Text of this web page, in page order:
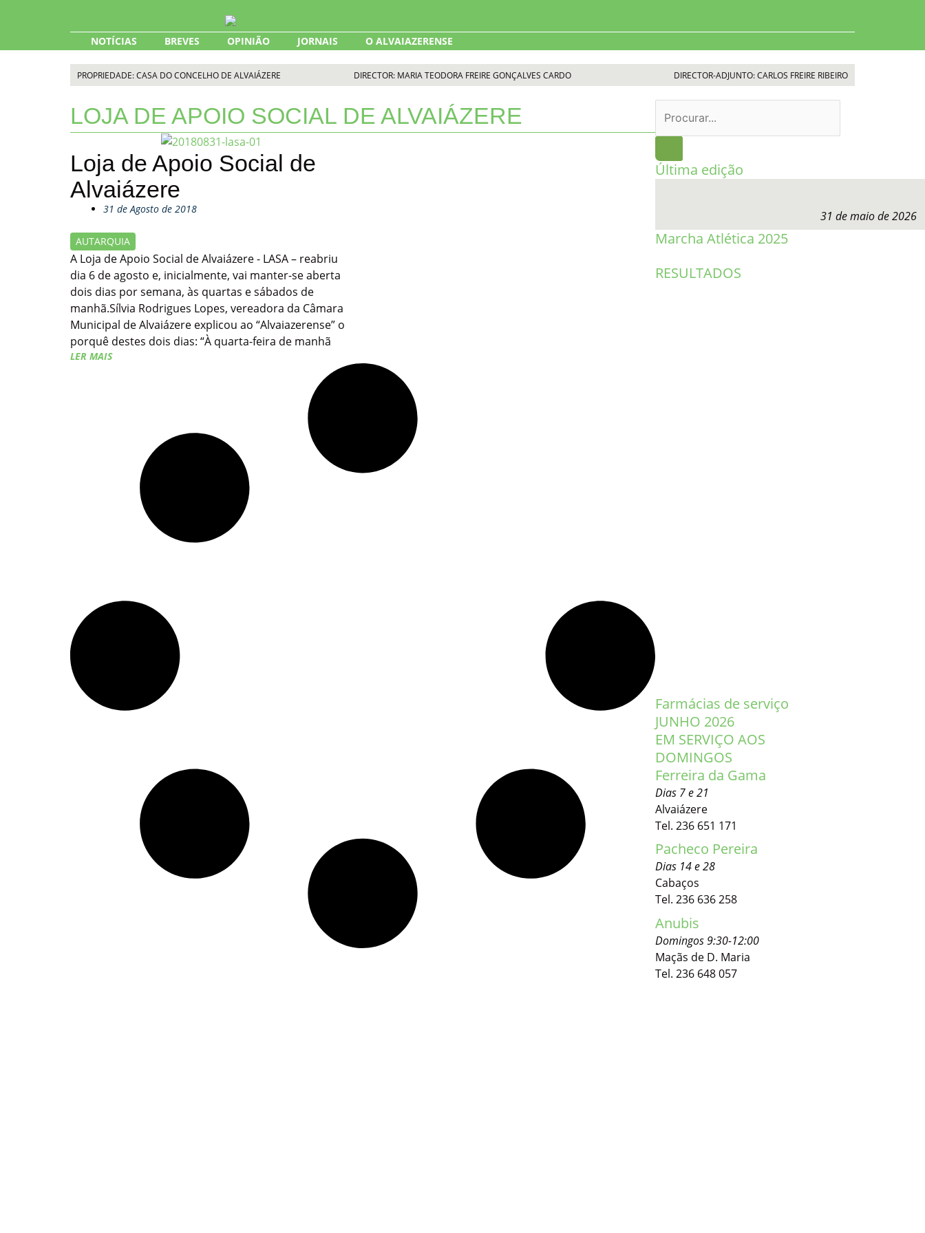
NOTÍCIAS BREVES OPINIÃO JORNAIS O ALVAIAZERENSE
PROPRIEDADE: CASA DO CONCELHO DE ALVAIÁZERE DIRECTOR: MARIA TEODORA FREIRE GONÇALVES CARDO DIRECTOR-ADJUNTO: CARLOS FREIRE RIBEIRO
LOJA DE APOIO SOCIAL DE ALVAIÁZERE
Loja de Apoio Social de
Alvaiázere
31 de Agosto de 2018
AUTARQUIA
A Loja de Apoio Social de Alvaiázere - LASA – reabriu
dia 6 de agosto e, inicialmente, vai manter-se aberta
dois dias por semana, às quartas e sábados de
manhã.Sílvia Rodrigues Lopes, vereadora da Câmara
Municipal de Alvaiázere explicou ao “Alvaiazerense” o
porquê destes dois dias: “À quarta-feira de manhã
LER MAIS
Última edição
31 de maio de 2026
Marcha Atlética 2025
RESULTADOS
Farmácias de serviço
JUNHO 2026
EM SERVIÇO AOS
DOMINGOS
Ferreira da Gama
Dias 7 e 21
Alvaiázere
Tel. 236 651 171
Pacheco Pereira
Dias 14 e 28
Cabaços
Tel. 236 636 258
Anubis
Domingos 9:30-12:00
Maçãs de D. Maria
Tel. 236 648 057